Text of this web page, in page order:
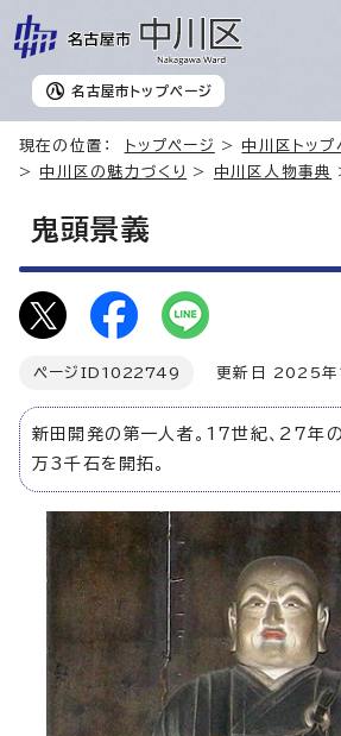
名古屋市 トップページ
現在の位置： トップページ > 中川区トップ
> 中川区の魅力づくり > 中川区人物事典
鬼頭景義
ページID 1022749 更新日 2025年
新田開発の第一人者。17世紀、27年
万3千石を開拓。